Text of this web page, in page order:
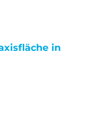
in